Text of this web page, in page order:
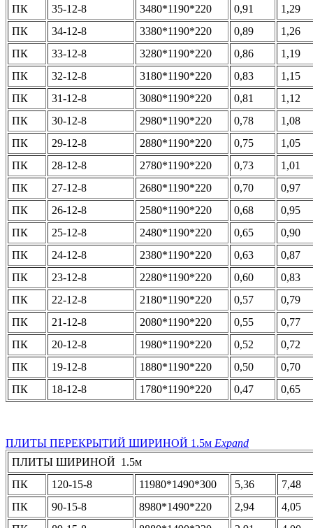
ПК
35-12-8 3480*1190*220 0,91
1,29
ПК
34-12-8 3380*1190*220 0,89
1,26
ПК
33-12-8 3280*1190*220 0,86
1,19
ПК
32-12-8 3180*1190*220 0,83
1,15
ПК
31-12-8 3080*1190*220 0,81
1,12
ПК
30-12-8 2980*1190*220 0,78
1,08
ПК
29-12-8 2880*1190*220 0,75
1,05
ПК
28-12-8 2780*1190*220 0,73
1,01
ПК
27-12-8 2680*1190*220 0,70
0,97
ПК
26-12-8 2580*1190*220 0,68
0,95
ПК
25-12-8 2480*1190*220 0,65
0,90
ПК
24-12-8 2380*1190*220 0,63
0,87
ПК
23-12-8 2280*1190*220 0,60
0,83
ПК
22-12-8 2180*1190*220 0,57
0,79
ПК
21-12-8 2080*1190*220 0,55
0,77
ПК
20-12-8 1980*1190*220 0,52
0,72
ПК
19-12-8 1880*1190*220 0,50
0,70
ПК
18-12-8 1780*1190*220 0,47 0,65
ПЛИТЫ ПЕРЕКРЫТИЙ ШИРИНОЙ 1.5м Expand
ПЛИТЫ ШИРИНОЙ 1.5м
ПК
120-15-8 11980*1490*300 5,36
7,48
ПК
90-15-8 8980*1490*220 2,94
4,05